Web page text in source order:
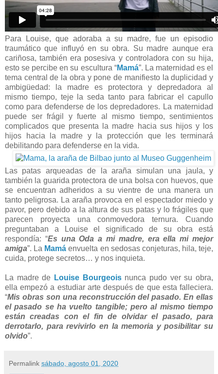
Para Louise, que adoraba a su madre, fue un episodio
traumático que influyó en su obra. Su madre aunque era
cariñosa, también era posesiva y controladora con su hija,
esto se percibe en su escultura “Mamá”. La maternidad es el
tema central de la obra y pone de manifiesto la duplicidad y
ambigüedad: la madre es protectora y depredadora al
mismo tiempo, teje la seda tanto para fabricar el capullo
como para defenderse de los depredadores. La maternidad
puede ser frágil y fuerte al mismo tiempo, sentimientos
complicados que presenta la madre hacia sus hijos y los
hijos hacia la madre y la protección que les terminará
debilitando para defenderse en la vida.
Las patas arqueadas de la araña simulan una jaula, y
también la guarida protectora de una bolsa con huevos, que
se encuentran adheridos a su vientre de una manera un
tanto peligrosa. La araña provoca en el espectador miedo y
pavor, pero debido a la altura de sus patas y lo frágiles que
parecen proyecta una conmovedora ternura. Cuando
preguntaban a Louise el significado de su obra está
respondía: “Es una Oda a mi madre, era ella mi mejor
amiga”. La Mamá envuelta en sedosas conjeturas, hila, teje,
cuida, protege secretos… y nos inquieta.
La madre de Louise Bourgeoisnunca pudo ver su obra,
ella empezó a estudiar arte después de que esta falleciera.
“Mis obras son una reconstrucción del pasado. En ellas
el pasado se ha vuelto tangible; pero al mismo tiempo
están creadas con el fin de olvidar el pasado, para
derrotarlo, para revivirlo en la memoria y posibilitar su
olvido”.
Permalink sábado, agosto 01, 2020